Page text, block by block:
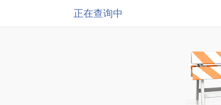
正在查询中